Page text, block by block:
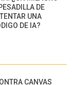
DE
UNA
DE IA?
CANVAS